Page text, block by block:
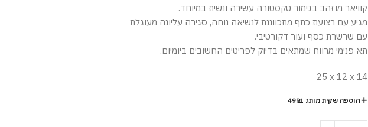
קוויאר מוזהב בגימור טקסטורה עשירה ונשית במיוחד.
מגיע עם רצועת כתף מתכווננת לנשיאה נוחה, סגירה עליונה מעוגלת
עם שרשרת כסף ועור דקורטיבי.
תא פנימי מרווח שמתאים בדיוק לפריטים החשובים ביומיום.
25 x 12 x 14
הוספת שקית מותג ב-49₪